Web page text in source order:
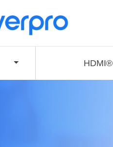
HDMI®